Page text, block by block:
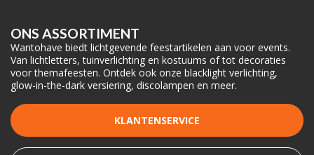
ONS ASSORTIMENT
Wantohave biedt lichtgevende feestartikelen aan voor events.
Van lichtletters, tuinverlichting en kostuums of tot decoraties
voor themafeesten. Ontdek ook onze blacklight verlichting,
glow-in-the-dark versiering, discolampen en meer.
KLANTENSERVICE